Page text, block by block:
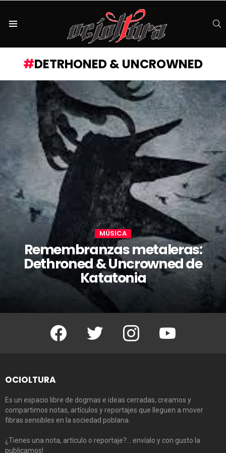
DETRHONED & UNCROWNED
MÚSICA
Remembranzas metaleras:
Dethroned & Uncrowned de
Katatonia
Facebook Twitter Instagram Youtube
OCIOLTURA
Es un espacio libre de dogmas e ideas cerradas, creamos y
compartimos notas, artículos y reportajes que lleguen a mover
fibras sensibles en la sociedad poblana.
¿Tienes una nota, artículo o reportaje?… envíalo y con gusto la
publicamos!